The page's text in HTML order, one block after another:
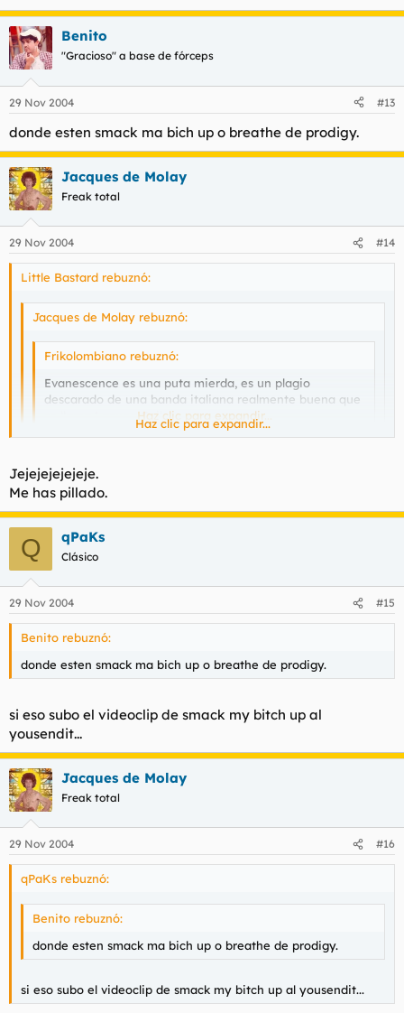
Benito
"Gracioso" a base de fórceps
29 Nov 2004 #13
donde esten smack ma bich up o breathe de prodigy.
Jacques de Molay
Freak total
29 Nov 2004 #14
Little Bastard rebuznó:
Jacques de Molay rebuznó:
Frikolombiano rebuznó:
Evanescence es una puta mierda, es un plagio
descarado de una banda italiana realmente buena que
se llama Lacuna Coil.Haz clic para expandir...
Lacuna Coil...o Cristina Scabbia?? :D
Haz clic para expandir...
Jejejejejejeje.
Me has pillado.
Q qPaKs
Clásico
29 Nov 2004 #15
Benito rebuznó:
donde esten smack ma bich up o breathe de prodigy.
si eso subo el videoclip de smack my bitch up al
yousendit...
Jacques de Molay
Freak total
29 Nov 2004 #16
qPaKs rebuznó:
Benito rebuznó:
donde esten smack ma bich up o breathe de prodigy.
si eso subo el videoclip de smack my bitch up al yousendit...